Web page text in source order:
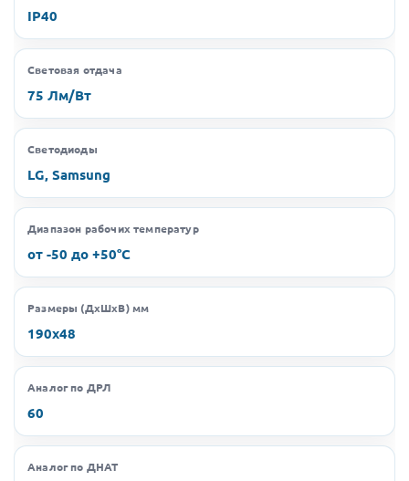
IP40
Световая отдача
75 Лм/Вт
Светодиоды
LG, Samsung
Диапазон рабочих температур
от -50 до +50°C
Размеры (ДхШхВ) мм
190х48
Аналог по ДРЛ
60
Аналог по ДНАТ